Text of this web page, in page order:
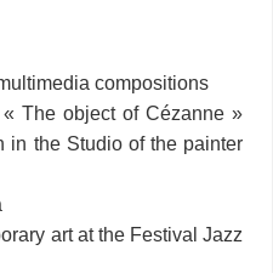
compositions
The object of Cézanne »
in the Studio of the painter
art at the Festival Jazz